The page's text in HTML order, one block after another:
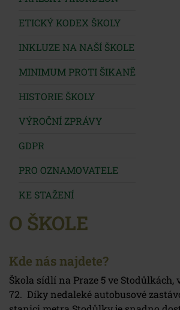
ETICKÝ KODEX ŠKOLY
INKLUZE NA NAŠÍ ŠKOLE
MINIMUM PROTI ŠIKANĚ
HISTORIE ŠKOLY
VÝROČNÍ ZPRÁVY
GDPR
PRO OZNAMOVATELE
KE STAŽENÍ
O ŠKOLE
Kde nás najdete?
Škola sídlí na Praze 5 ve Stodůlkách,
72. Díky nedaleké autobusové